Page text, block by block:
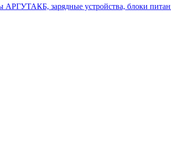
АРГУТАКБ, зарядные устройства, блоки